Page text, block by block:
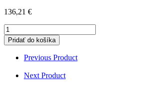
136,21 €
množstvo
Automatika
S4565
Pridať do košíka
Previous Product
Next Product